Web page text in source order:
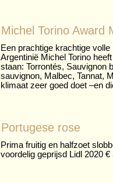
Michel Torino Award
Een prachtige krachtige
Argentinië Michel Torino
staan: Torrontés, Sauvignon
sauvignon, Malbec, Tannat,
klimaat zeer goed doet –en
Portugese rose
Prima fruitig en halfzoet
voordelig geprijsd Lidl 2020 €